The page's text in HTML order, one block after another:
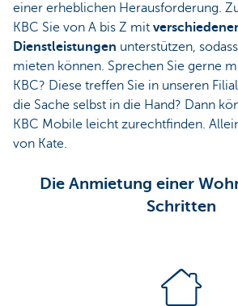
einer erheblichen Herausforderung.
KBC Sie von A bis Z mit
Dienstleistungen unterstützen,
mieten können. Sprechen Sie gerne
KBC? Diese treffen Sie in unseren
die Sache selbst in die Hand? Dann
KBC Mobile leicht zurechtfinden.
von Kate.
Die Anmietung einer
Schritten